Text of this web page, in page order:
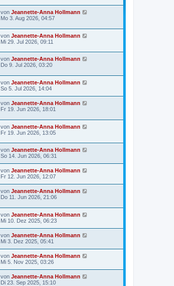
von Jeannette-Anna Hollmann
Mo 3. Aug 2026, 04:57
von Jeannette-Anna Hollmann
Mi 29. Jul 2026, 09:11
von Jeannette-Anna Hollmann
Do 9. Jul 2026, 03:20
von Jeannette-Anna Hollmann
So 5. Jul 2026, 14:04
von Jeannette-Anna Hollmann
Fr 19. Jun 2026, 18:01
von Jeannette-Anna Hollmann
Fr 19. Jun 2026, 13:05
von Jeannette-Anna Hollmann
So 14. Jun 2026, 06:31
von Jeannette-Anna Hollmann
Fr 12. Jun 2026, 12:07
von Jeannette-Anna Hollmann
Do 11. Jun 2026, 21:06
von Jeannette-Anna Hollmann
Mi 10. Dez 2025, 06:23
von Jeannette-Anna Hollmann
Mi 3. Dez 2025, 05:41
von Jeannette-Anna Hollmann
Mi 5. Nov 2025, 03:26
von Jeannette-Anna Hollmann
Di 23. Sep 2025, 15:10